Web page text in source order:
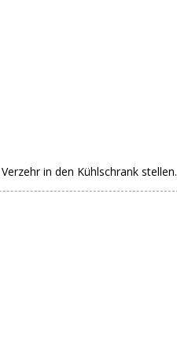
in den Kühlschrank stellen.